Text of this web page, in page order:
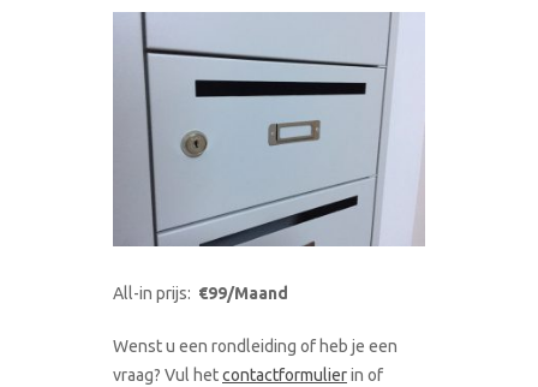
All-in prijs: €99/Maand
Wenst u een rondleiding of heb je een
vraag? Vul hetcontactformulierin of